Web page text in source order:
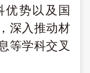
优势以及国
深入推动材
等学科交叉